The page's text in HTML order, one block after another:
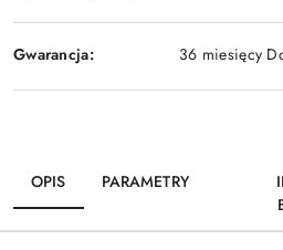
Gwarancja: 36 miesięcy
OPIS PARAMETRY